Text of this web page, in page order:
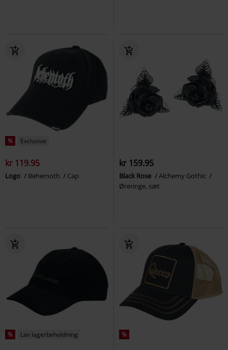
% Exclusive
kr 119.95
Logo Behemoth Cap
kr 159.95
Black Rose
Alchemy Gothic
Øreringe, sæt
% Lav lagerbeholdning %